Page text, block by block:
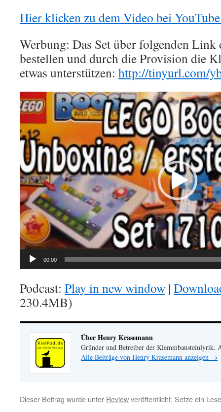
Hier klicken zu dem Video bei
Werbung: Das Set über folgenden
bestellen und durch die Provision die
etwas unterstützen: http://tinyurl.com/
Video-
Player
00:00
Podcast: Play in new window |
230.4MB)
Über Henry Krasemann
Gründer und Betreiber der Klemmbausteinlyrik.
Alle Beiträge von Henry Krasemann anzeigen →
Dieser Beitrag wurde unter Reviewveröffentlicht. Setze ein